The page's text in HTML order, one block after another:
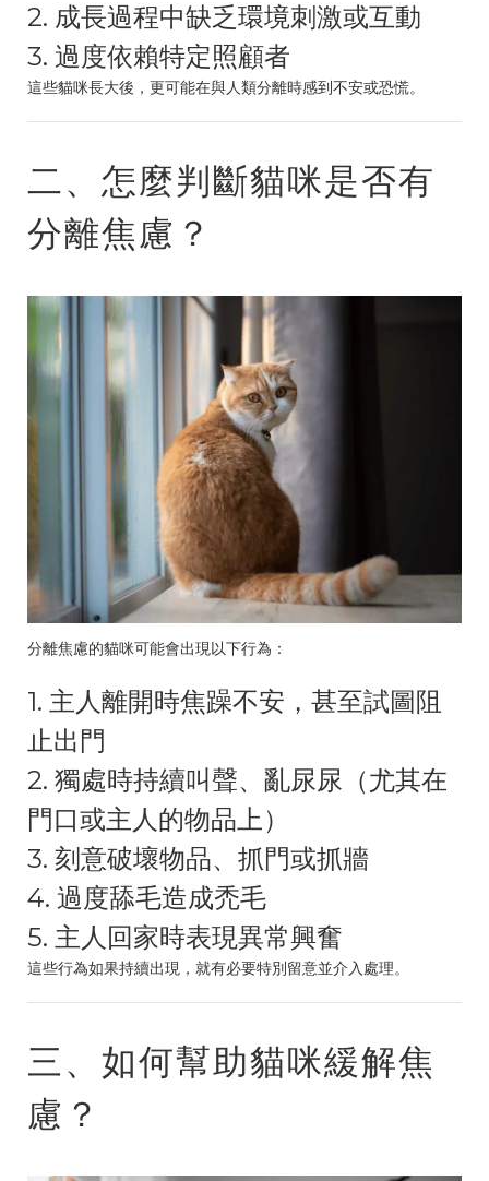
2. 成長過程中缺乏環境刺激或互動
3. 過度依賴特定照顧者
這些貓咪長大後，更可能在與人類分離時感到不安或恐慌。
二、怎麼判斷貓咪是否有
分離焦慮？
分離焦慮的貓咪可能會出現以下行為：
1. 主人離開時焦躁不安，甚至試圖阻
止出門
2. 獨處時持續叫聲、亂尿尿（尤其在
門口或主人的物品上）
3. 刻意破壞物品、抓門或抓牆
4. 過度舔毛造成禿毛
5. 主人回家時表現異常興奮
這些行為如果持續出現，就有必要特別留意並介入處理。
三、如何幫助貓咪緩解焦
慮？